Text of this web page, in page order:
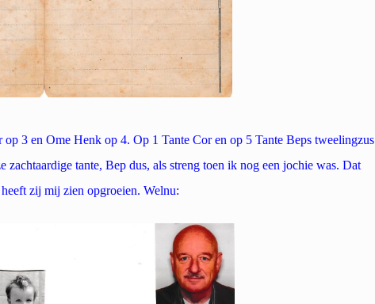
3 en Ome Henk op 4. Op 1 Tante Cor en op 5 Tante Beps tweelingzus
zachtaardige tante, Bep dus, als streng toen ik nog een jochie was. Dat
zij mij zien opgroeien. Welnu: